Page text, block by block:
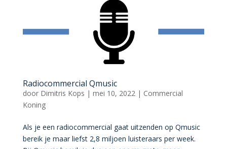
Radiocommercial Qmusic
door Dimitris Kops | mei 10, 2022 | Commercial
Koning
Als je een radiocommercial gaat uitzenden op Qmusic
bereik je maar liefst 2,8 miljoen luisteraars per week.